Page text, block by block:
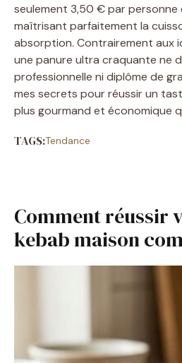
seulement 3,50 € par personne
maîtrisant parfaitement la
absorption. Contrairement aux
une panure ultra craquante ne
professionnelle ni diplôme de
mes secrets pour réussir un
plus gourmand et économique
TAGS:Tendance
Comment réussir
kebab maison